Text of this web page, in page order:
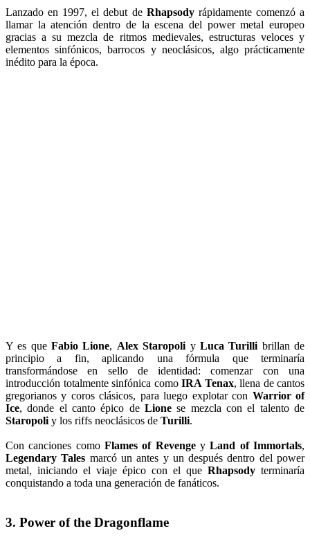
Lanzado en 1997, el debut de Rhapsody rápidamente comenzó a
llamar la atención dentro de la escena del power metal europeo
gracias a su mezcla de ritmos medievales, estructuras veloces y
elementos sinfónicos, barrocos y neoclásicos, algo prácticamente
inédito para la época.
Y es queFabio Lione, Alex Staropoli y Luca Turilli brillan de
principio a fin, aplicando una fórmula que terminaría
transformándose en sello de identidad: comenzar con una
introducción totalmente sinfónica como IRA Tenax, llena de cantos
gregorianos y coros clásicos, para luego explotar con Warrior of
Ice, donde el canto épico de Lionese mezcla con el talento de
Staropoli y los riffs neoclásicos de Turilli.
Con canciones como Flames of RevengeyLand of Immortals,
Legendary Tales marcó un antes y un después dentro del power
metal, iniciando el viaje épico con el que Rhapsody terminaría
conquistando a toda una generación de fanáticos.
3. Power of the Dragonflame